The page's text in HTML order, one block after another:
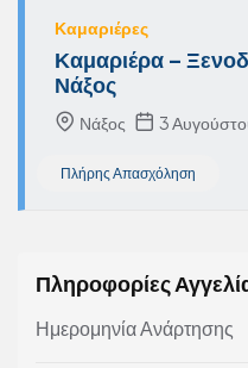
Καμαριέρες
Καμαριέρα –
Νάξος
Νάξος 3
Πλήρης Απασχόληση
Πληροφορίες
Ημερομηνία Ανάρτησης